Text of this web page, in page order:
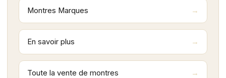
Montres Marques
En savoir plus
Toute la vente de montres